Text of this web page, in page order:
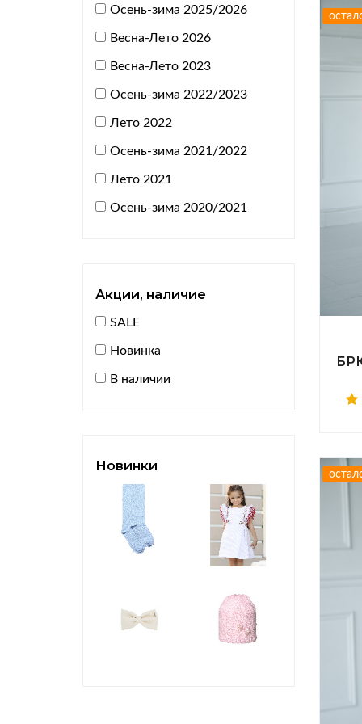
Шляпы, шапки
Повязки
Браслеты, броши
Подарки
Осень-зима 2025/2026
Весна-Лето 2026
Весна-Лето 2023
Осень-зима 2022/2023
Лето 2022
Осень-зима 2021/2022
Лето 2021
Осень-зима 2020/2021
Акции, наличие
SALE
Новинка
В наличии
Новинки